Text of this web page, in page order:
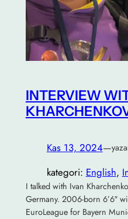
INTERVIEW
Kas 13, 2024—
kategori: English,
I talked with Ivan
Germany. 2006-born 6’6″
EuroLeague for Bayern